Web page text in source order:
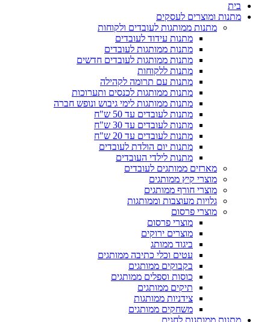
בית
מתנות ומוצרים לעסקים
מתנות ממותגות לעובדים ולקוחות
מתנות עידוד לעובדים
מתנות ממותגות לעובדים
מתנות ממותגות לעובדים חדשים
מתנות ללקוחות
מתנות עם תרומה לקהילה
מתנות ממותגות לכנסים ותערוכות
מתנות ממותגות לימי גיבוש ונופש חברה
מתנות לעובדים עד 50 ש"ח
מתנות לעובדים עד 30 ש"ח
מתנות לעובדים עד 20 ש"ח
מתנות יום הולדת לעובדים
מתנות לילדי העובדים
מארזים ממותגים לעובדים
מוצרי קיץ ממותגים
מוצרי חורף ממותגים
גלויות מעוצבות וממותגות
מוצרי פרסום
מוצרי פרסום
מוצרים ירוקים
ביגוד ממותג
עטים וכלי כתיבה ממותגים
בקבוקים ממותגים
כוסות וספלים ממותגים
תיקים ממותגים
צידניות ממותגות
משחקים ממותגים
מתנות ממותגות לחגים